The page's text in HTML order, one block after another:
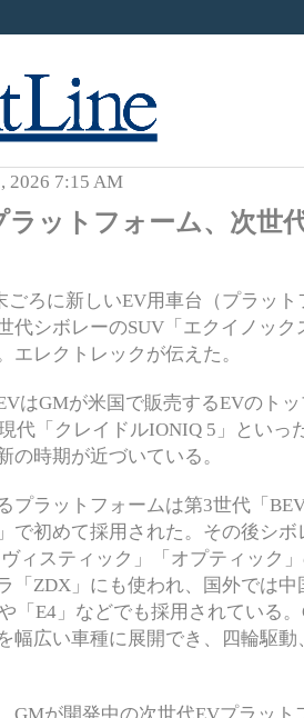
2026 7:15 AM
ラットフォーム、次世
ろに新しいEV用車台（プラット
代シボレーのSUV「エクイノック
エレクトレックが伝えた。
はGMが米国で販売するEVのト
代「クレイドルIONIQ 5」といっ
の時期が近づいている。
プラットフォームは第3世代「
で初めて採用された。その後シ
ィスティック」「オプティック
「ZDX」にも使われ、国外では
「E4」などでも採用されている
幅広い車種に展開でき、四輪駆